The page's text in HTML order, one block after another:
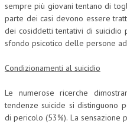
sempre più giovani tentano di
parte dei casi devono essere
dei cosiddetti tentativi di
sfondo psicotico delle persone
Condizionamenti al suicidio
Le numerose ricerche
tendenze suicide si distinguono
di pericolo (53%). La sensazione